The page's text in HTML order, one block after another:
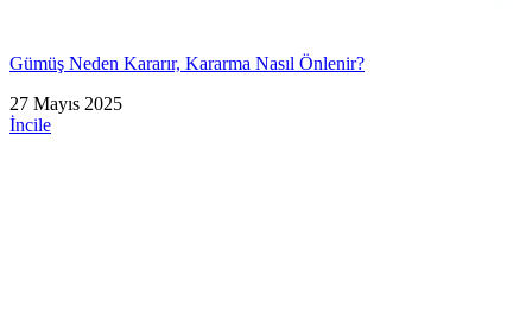
Gümüş Neden Kararır, Kararma Nasıl Önlenir?
27 Mayıs 2025
İncile